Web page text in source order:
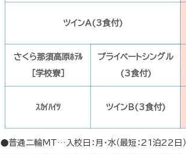
ツインA(3食付)
さくら那須高原ﾎﾃﾙ
［学校寮］
プライベートシングル
(3食付)
ｽｶｲﾊｲﾂ ツインB(3食付)
●普通二輪MT…入校日：月・水（最短：21泊22日）